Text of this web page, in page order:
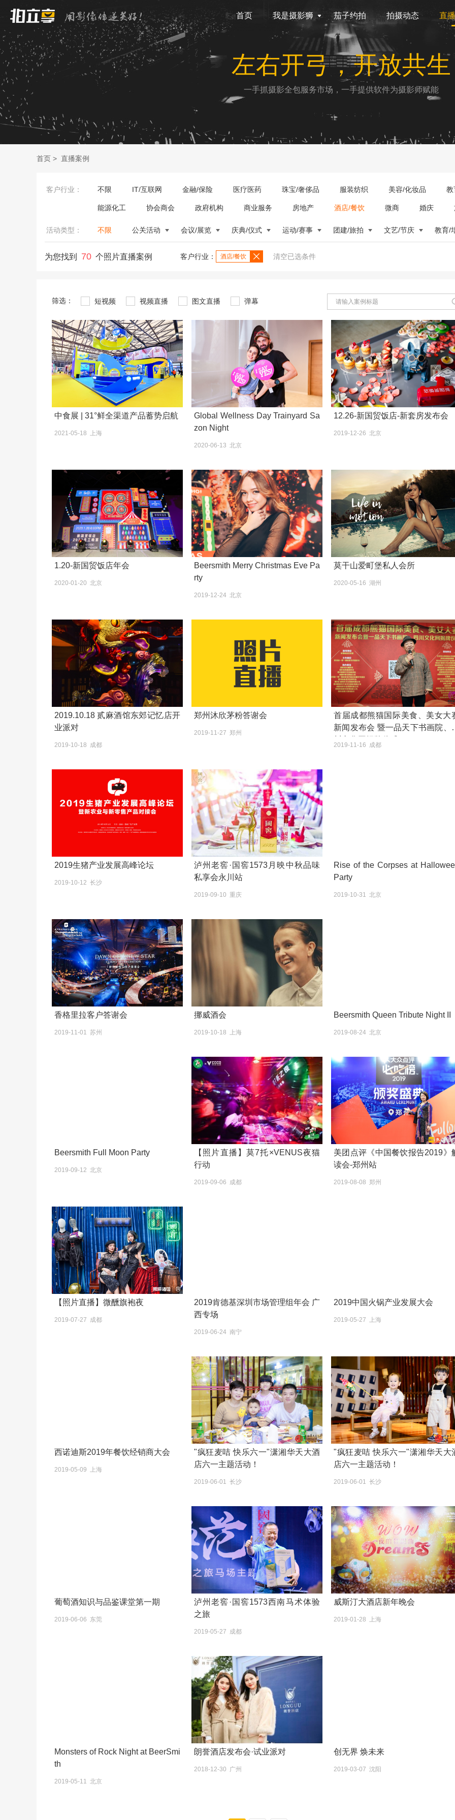
首页 我是摄影狮 茄子约拍 拍摄动态 直
左右开弓，开放共生
一手抓摄影全包服务市场，一手提供软件为摄影师赋能
首页 > 直播案例
客户行业： 不限 IT/互联网 金融/保险 医疗医药 珠宝/奢侈品 服装纺织 美容/化妆品 教
能源化工 协会商会 政府机构 商业服务 房地产 酒店/餐饮 微商 婚庆
活动类型： 不限 公关活动 会议/展览 庆典/仪式 运动/赛事 团建/旅拍 文艺/节庆 教育/
为您找到 70 个照片直播案例 客户行业： 酒店/餐饮 清空已选条件
筛选： 短视频 视频直播 图文直播 弹幕
中食展 | 31°鲜全渠道产品蓄势启航
2021-05-18 上海
Global Wellness Day Trainyard Sa
zon Night
2020-06-13 北京
12.26-新国贸饭店-新套房发布会
2019-12-26 北京
1.20-新国贸饭店年会
2020-01-20 北京
Beersmith Merry Christmas Eve Pa
rty
2019-12-24 北京
莫干山爱町堡私人会所
2020-05-16 湖州
2019.10.18 贰麻酒馆东郊记忆店开
业派对
2019-10-18 成都
郑州沐欣茅粉答谢会
2019-11-27 郑州
首届成都熊猫国际美食、美女大
新闻发布会 暨一品天下书画院、
2019-11-16 成都
2019生猪产业发展高峰论坛
2019-10-12 长沙
泸州老窖·国窖1573月映中秋品味
私享会永川站
2019-09-10 重庆
Rise of the Corpses at
Party
2019-10-31 北京
香格里拉客户答谢会
2019-11-01 苏州
挪威酒会
2019-10-18 上海
Beersmith Queen Tribute Night II
2019-08-24 北京
Beersmith Full Moon Party
2019-09-12 北京
【照片直播】莫7托×VENUS夜猫
行动
2019-09-06 成都
美团点评《中国餐饮报告2019》
读会-郑州站
2019-08-08 郑州
【照片直播】微醺旗袍夜
2019-07-27 成都
2019肯德基深圳市场管理组年会 广
西专场
2019-06-24 南宁
2019中国火锅产业发展大会
2019-05-27 上海
西诺迪斯2019年餐饮经销商大会
2019-05-09 上海
"疯狂麦咭 快乐六一"潇湘华天大酒
店六一主题活动！
2019-06-01 长沙
"疯狂麦咭 快乐六一"潇湘华天大酒
店六一主题活动！
2019-06-01 长沙
葡萄酒知识与品鉴课堂第一期
2019-06-06 东莞
泸州老窖·国窖1573西南马术体验
之旅
2019-05-27 成都
威斯汀大酒店新年晚会
2019-01-28 上海
Monsters of Rock Night at BeerSmi
th
2019-05-11 北京
朗誉酒店发布会·试业派对
2018-12-30 广州
创无界 焕未来
2019-03-07 沈阳